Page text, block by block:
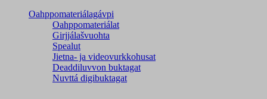
Oahppomateriálagávpi
Oahppomateriálat
Girjjálašvuohta
Spealut
Jietna- ja videovurkkohusat
Deaddiluvvon buktagat
Nuvttá digibuktagat